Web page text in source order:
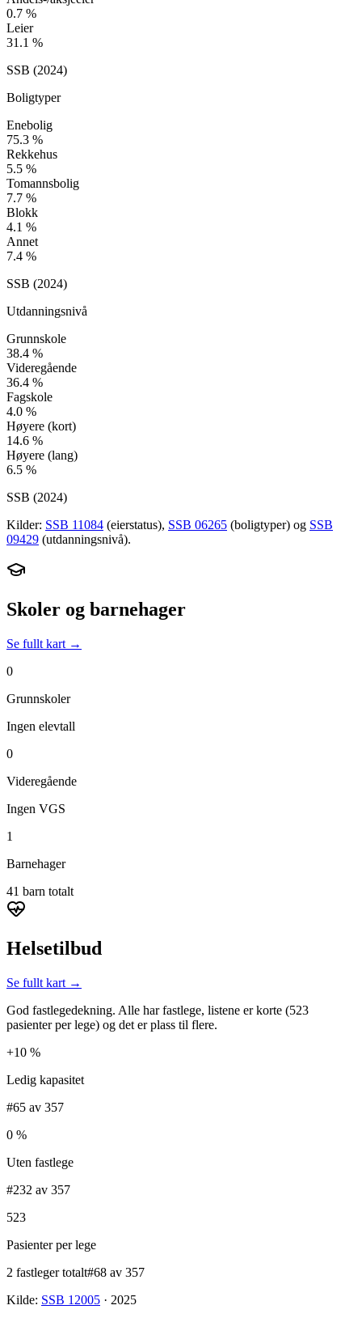
0.7 %
Leier
31.1 %
SSB (2024)
Boligtyper
Enebolig
75.3 %
Rekkehus
5.5 %
Tomannsbolig
7.7 %
Blokk
4.1 %
Annet
7.4 %
SSB (2024)
Utdanningsnivå
Grunnskole
38.4 %
Videregående
36.4 %
Fagskole
4.0 %
Høyere (kort)
14.6 %
Høyere (lang)
6.5 %
SSB (2024)
Kilder: SSB 11084 (eierstatus), SSB 06265 (boligtyper) og SSB
09429 (utdanningsnivå).
Skoler og barnehager
Se fullt kart →
0
Grunnskoler
Ingen elevtall
0
Videregående
Ingen VGS
1
Barnehager
41 barn totalt
Helsetilbud
Se fullt kart →
God fastlegedekning. Alle har fastlege, listene er korte (523
pasienter per lege) og det er plass til flere.
+10 %
Ledig kapasitet
#65 av 357
0 %
Uten fastlege
#232 av 357
523
Pasienter per lege
2 fastleger totalt#68 av 357
Kilde: SSB 12005 · 2025